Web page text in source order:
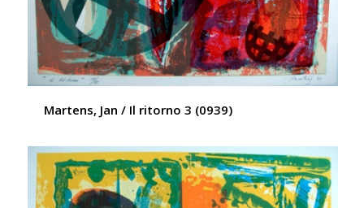
Martens, Jan / Il ritorno 3 (0939)